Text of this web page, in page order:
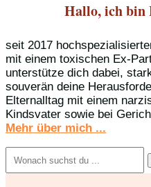
Hallo, ich bin
seit 2017
mit einem toxischen Ex-
unterstütze dich dabei,
souverän deine
Elternalltag mit einem
Kindsvater sowie bei
Mehr über mich ...
nach: